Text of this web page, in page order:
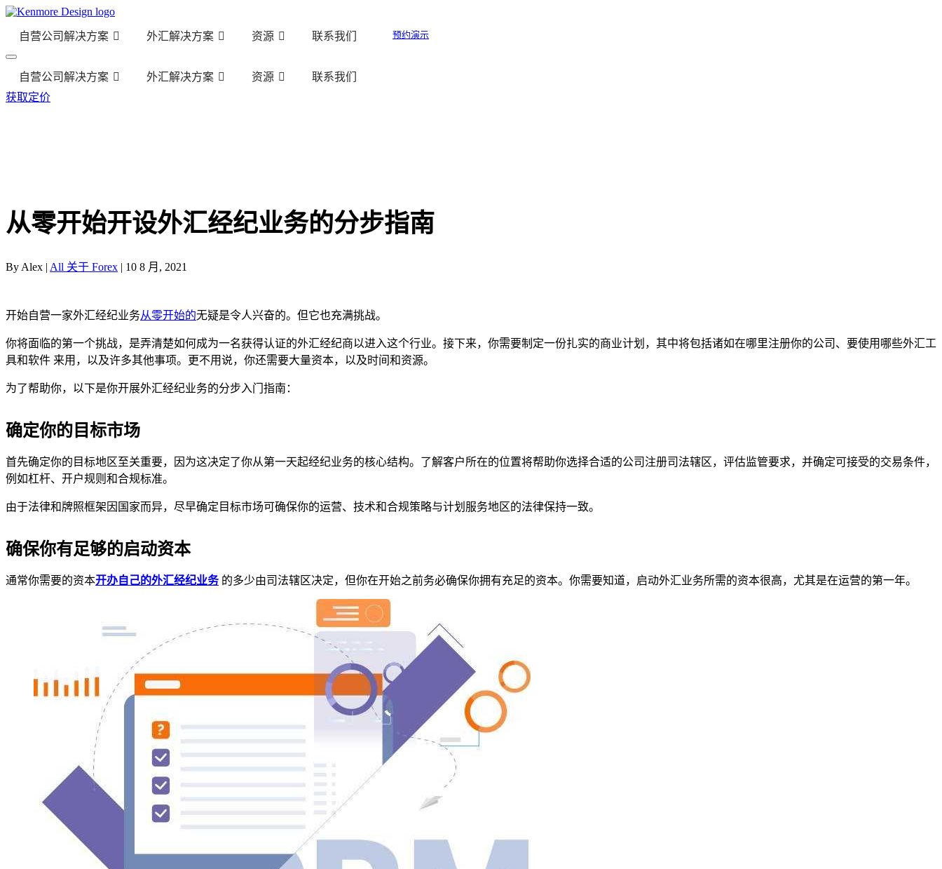
自营公司解决方案 外汇解决方案 资源 联系我们 预约演示
自营公司解决方案 外汇解决方案 资源
联系我们
获取定价
从零开始开设外汇经纪业务的分步指南
By Alex | All 关于 Forex | 10 8 月, 2021
开始自营一家外汇经纪业务从零开始的无疑是令人兴奋的。但它也充满挑战。
你将面临的第一个挑战，是弄清楚如何成为一名获得认证的外汇经纪商以进入这个行业。接下来，你需要制定一份扎实的商业计划，其中将包括诸如在哪里注册你的公司、要使用哪些外汇工
具和软件 来用，以及许多其他事项。更不用说，你还需要大量资本，以及时间和资源。
为了帮助你，以下是你开展外汇经纪业务的分步入门指南：
确定你的目标市场
首先确定你的目标地区至关重要，因为这决定了你从第一天起经纪业务的核心结构。了解客户所在的位置将帮助你选择合适的公司注册司法辖区，评估监管要求，并确定可接受的交易条件，
例如杠杆、开户规则和合规标准。
由于法律和牌照框架因国家而异，尽早确定目标市场可确保你的运营、技术和合规策略与计划服务地区的法律保持一致。
确保你有足够的启动资本
通常你需要的资本开办自己的外汇经纪业务 的多少由司法辖区决定，但你在开始之前务必确保你拥有充足的资本。你需要知道，启动外汇业务所需的资本很高，尤其是在运营的第一年。